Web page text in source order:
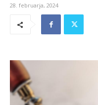
28. februarja, 2024